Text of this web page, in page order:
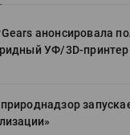
анонсировала
УФ/3D-принтер